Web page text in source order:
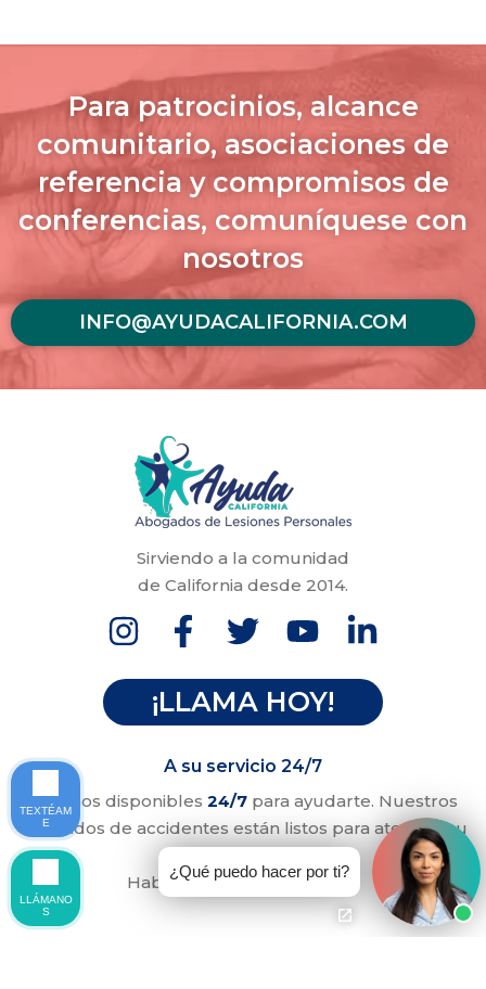
Para patrocinios, alcance
comunitario, asociaciones de
referencia y compromisos de
conferencias, comuníquese con
nosotros
INFO@AYUDACALIFORNIA.COM
Sirviendo a la comunidad
de California desde 2014.
¡LLAMA HOY!
A su servicio 24/7
Estamos disponibles 24/7 para ayudarte. Nuestros
abogados de accidentes están listos para atender su
Hablamos inglés y español.
¿Qué puedo hacer por ti?
TEXTÉAM
E
LLÁMANO
S